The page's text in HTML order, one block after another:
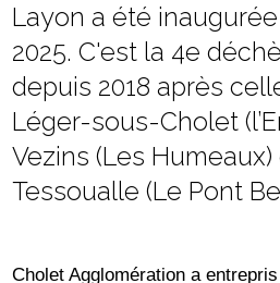
Layon a été
2025. C'est la 4e
depuis 2018 après
Léger-sous-Cholet
Vezins (Les
Tessoualle (Le Pont
Cholet Agglomération a